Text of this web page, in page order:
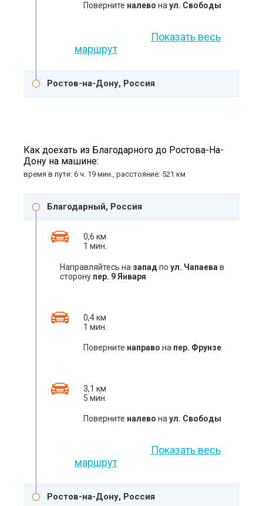
Поверните налево на ул. Свободы
Показать весь
маршрут
Ростов-на-Дону, Россия
Как доехать из Благодарного до Ростова-На-
Дону на машине:
время в пути: 6 ч. 19 мин., расстояние: 521 км
Благодарный, Россия
0,6 км
1 мин.
Направляйтесь на запад по ул. Чапаева в
сторону пер. 9 Января
0,4 км
1 мин.
Поверните направо на пер. Фрунзе
3,1 км
5 мин.
Поверните налево на ул. Свободы
Показать весь
маршрут
Ростов-на-Дону, Россия